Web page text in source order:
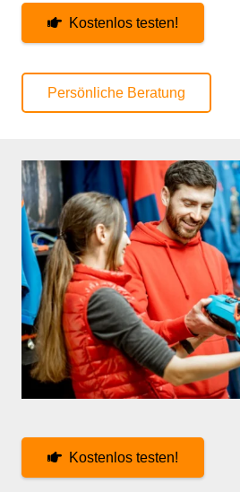
Kostenlos testen!
Persönliche Beratung
Kostenlos testen!